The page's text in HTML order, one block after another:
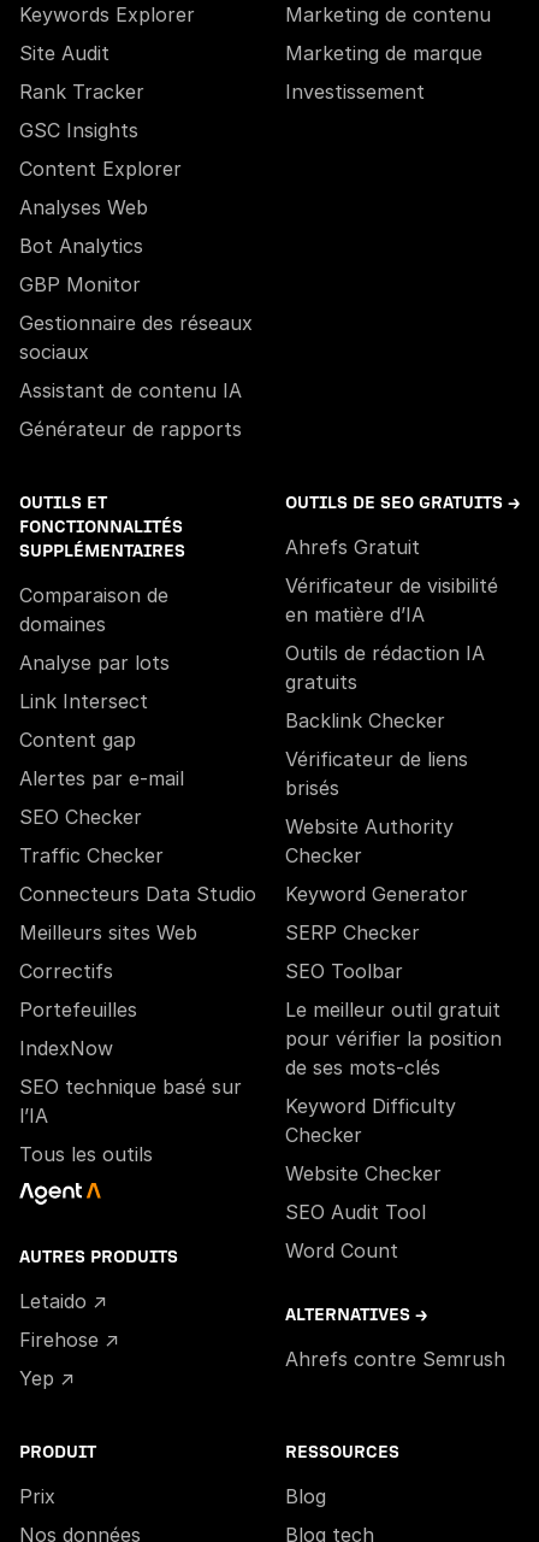
Keywords Explorer
Site Audit
Rank Tracker
GSC Insights
Content Explorer
Analyses Web
Bot Analytics
GBP Monitor
Gestionnaire des réseaux
sociaux
Assistant de contenu IA
Générateur de rapports
Marketing de contenu
Marketing de marque
Investissement
OUTILS ET
FONCTIONNALITÉS
SUPPLÉMENTAIRES
Comparaison de
domaines
Analyse par lots
Link Intersect
Content gap
Alertes par e-mail
SEO Checker
Traffic Checker
Connecteurs Data Studio
Meilleurs sites Web
Correctifs
Portefeuilles
IndexNow
SEO technique basé sur
l’IA
Tous les outils
AUTRES PRODUITS
Letaido ↗
Firehose ↗
Yep ↗
OUTILS DE SEO GRATUITS →
Ahrefs Gratuit
Vérificateur de visibilité
en matière d’IA
Outils de rédaction IA
gratuits
Backlink Checker
Vérificateur de liens
brisés
Website Authority
Checker
Keyword Generator
SERP Checker
SEO Toolbar
Le meilleur outil gratuit
pour vérifier la position
de ses mots-clés
Keyword Difficulty
Checker
Website Checker
SEO Audit Tool
Word Count
ALTERNATIVES →
Ahrefs contre Semrush
PRODUIT
Prix
Nos données
RESSOURCES
Blog
Blog tech